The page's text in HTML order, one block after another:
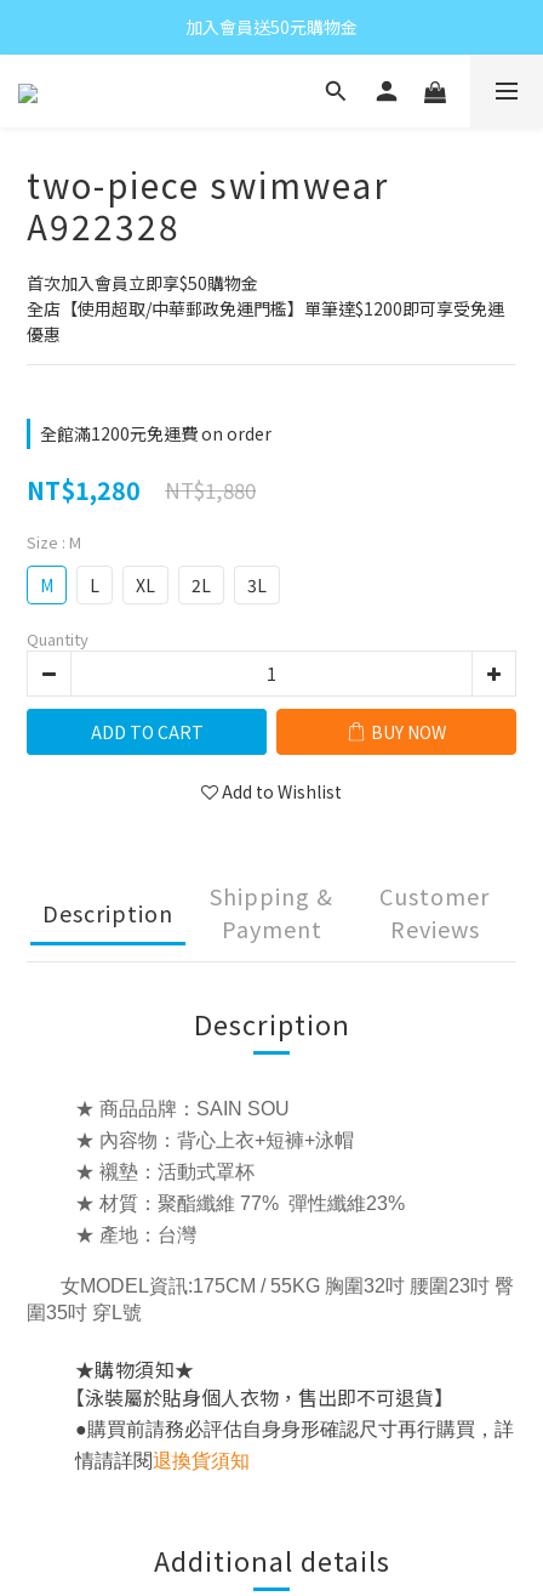
加入會員送50元購物金
two-piece swimwear
A922328
首次加入會員立即享$50購物金
全店【使用超取/中華郵政免運門檻】單筆達$1200即可享受免運
優惠
全館滿1200元免運費 on order
NT$1,280 NT$1,880
Size : M
M L XL 2L 3L
Quantity
ADD TO CART BUY NOW
Add to Wishlist
Description
Shipping &
Payment
Customer
Reviews
Description
★ 商品品牌：SAIN SOU
★ 內容物：背心上衣+短褲+泳帽
★ 襯墊：活動式罩杯
★ 材質：聚酯纖維 77% 彈性纖維23%
★ 產地：台灣
女MODEL資訊:175CM / 55KG 胸圍32吋 腰圍23吋 臀
圍35吋 穿L號
★購物須知★
【泳裝屬於貼身個人衣物，售出即不可退貨】
●購買前請務必評估自身身形確認尺寸再行購買 ， 詳
情請詳閱退換貨須知
Additional details